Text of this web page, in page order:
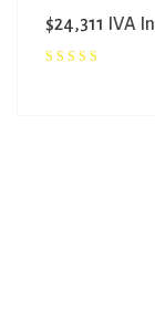
$24,311 IVA